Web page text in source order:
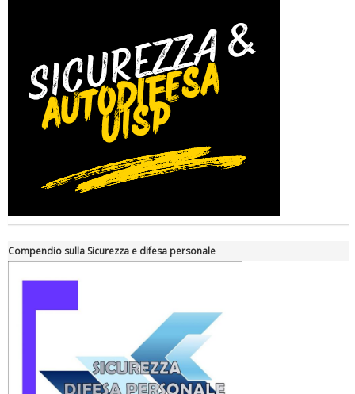
Compendio sulla Sicurezza e difesa personale